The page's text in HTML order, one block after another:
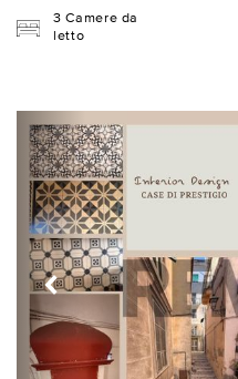
3 Camere da
letto